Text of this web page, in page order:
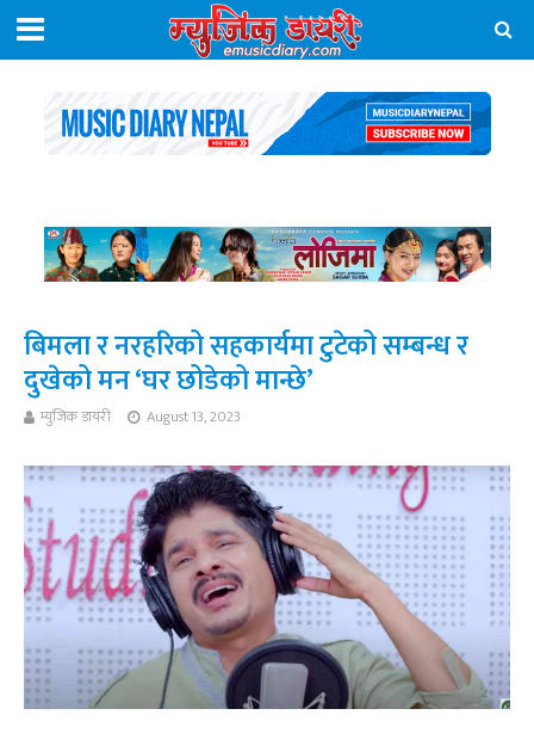
बिमला र नरहरिको सहकार्यमा टुटेको सम्बन्ध र
दुखेको मन ‘घर छोडेको मान्छे’
म्युजिक डायरी August 13, 2023